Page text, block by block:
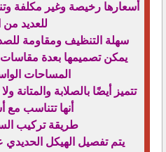
أسعارها رخيصة وغير مكلفة
للعديد من
سهلة التنظيف ومقاومة
يمكن تصميمها بعدة
المساحات
تتميز أيضًا بالصلابة والمتانة
أنها تتناسب
طريقة تركيب
يتم تفصيل الهيكل